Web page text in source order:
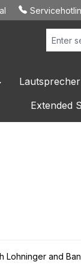
menu from the
or close the
Lautsprecher
Extended